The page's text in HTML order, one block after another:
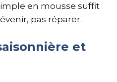
en mousse suffit
pas réparer.
et